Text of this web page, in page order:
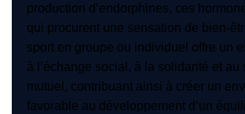
production d’endorphines, ces
qui procurent une sensation de bien-
sport en groupe ou individuel offre un
à l’échange social, à la solidarité et au
mutuel, contribuant ainsi à créer un
favorable au développement d’un